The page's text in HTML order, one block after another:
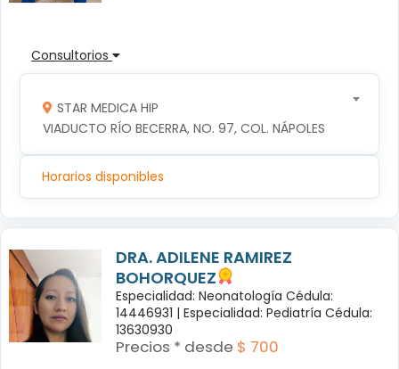
Consultorios
STAR MEDICA HIP
VIADUCTO RÍO BECERRA, NO. 97, COL. NÁPOLES
Horarios disponibles
DRA. ADILENE RAMIREZ
BOHORQUEZ
Especialidad: Neonatología Cédula:
14446931 | Especialidad: Pediatría Cédula:
13630930
Precios * desde $ 700